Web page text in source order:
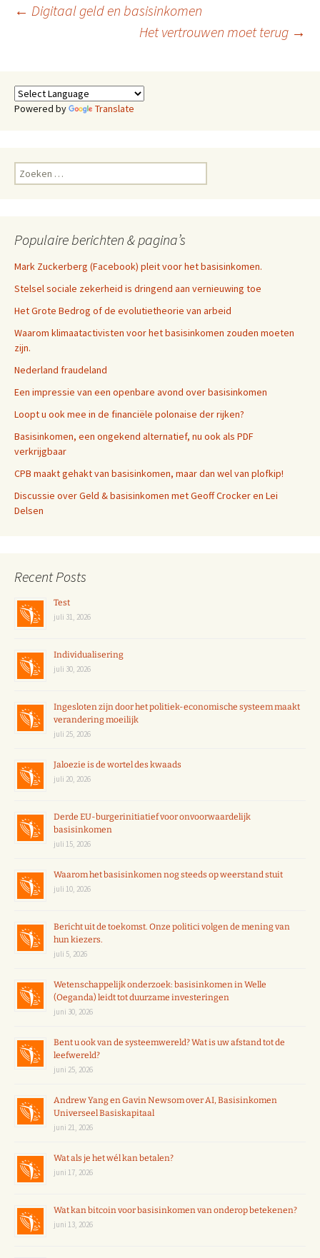
Berichtnavigatie
← Digitaal geld en basisinkomen
Het vertrouwen moet terug →
Powered by Translate
Zoeken
naar:
Populaire berichten & pagina’s
Mark Zuckerberg (Facebook) pleit voor het basisinkomen.
Stelsel sociale zekerheid is dringend aan vernieuwing toe
Het Grote Bedrog of de evolutietheorie van arbeid
Waarom klimaatactivisten voor het basisinkomen zouden moeten
zijn.
Nederland fraudeland
Een impressie van een openbare avond over basisinkomen
Loopt u ook mee in de financiële polonaise der rijken?
Basisinkomen, een ongekend alternatief, nu ook als PDF
verkrijgbaar
CPB maakt gehakt van basisinkomen, maar dan wel van plofkip!
Discussie over Geld & basisinkomen met Geoff Crocker en Lei
Delsen
Recent Posts
Test
juli 31, 2026
Individualisering
juli 30, 2026
Ingesloten zijn door het politiek-economische systeem maakt
verandering moeilijk
juli 25, 2026
Jaloezie is de wortel des kwaads
juli 20, 2026
Derde EU-burgerinitiatief voor onvoorwaardelijk
basisinkomen
juli 15, 2026
Waarom het basisinkomen nog steeds op weerstand stuit
juli 10, 2026
Bericht uit de toekomst. Onze politici volgen de mening van
hun kiezers.
juli 5, 2026
Wetenschappelijk onderzoek: basisinkomen in Welle
(Oeganda) leidt tot duurzame investeringen
juni 30, 2026
Bent u ook van de systeemwereld? Wat is uw afstand tot de
leefwereld?
juni 25, 2026
Andrew Yang en Gavin Newsom over AI, Basisinkomen
Universeel Basiskapitaal
juni 21, 2026
Wat als je het wél kan betalen?
juni 17, 2026
Wat kan bitcoin voor basisinkomen van onderop betekenen?
juni 13, 2026